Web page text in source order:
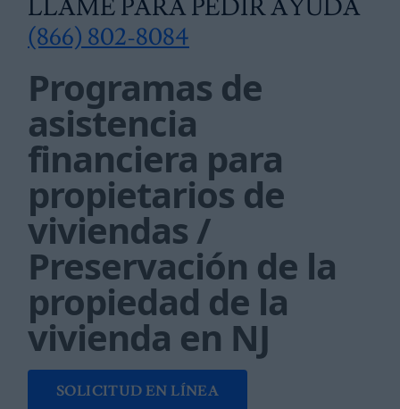
LLAME PARA PEDIR AYUDA
(866) 802-8084
Programas de
asistencia
financiera para
propietarios de
viviendas /
Preservación de la
propiedad de la
vivienda en NJ
SOLICITUD EN LÍNEA